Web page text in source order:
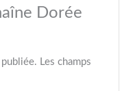
Dorée
Les champs